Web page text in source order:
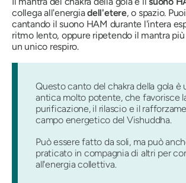
collega all'energiadell'etere, o spazio.
cantando il suono HAM durante l'intera
ritmo lento, oppure ripetendo il mantra
un unico respiro.
Questo canto del chakra della gola è
antica molto potente, che favorisce
purificazione, il rilascio e il
campo energetico del Vishuddha.
Può essere fatto da soli, ma può
praticato in compagnia di altri per
all'energia collettiva.